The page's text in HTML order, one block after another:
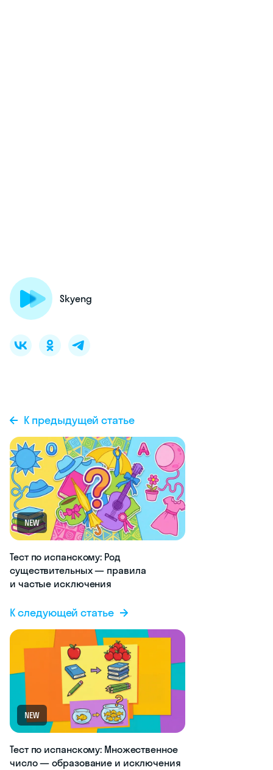
Skyeng
К предыдущей статье
NEW
Тест по испанскому: Род
существительных — правила
и частые исключения
К следующей статье
NEW
Тест по испанскому: Множественное
число — образование и исключения